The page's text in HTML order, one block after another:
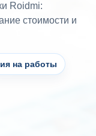
Roidmi:
стоимости и
на работы